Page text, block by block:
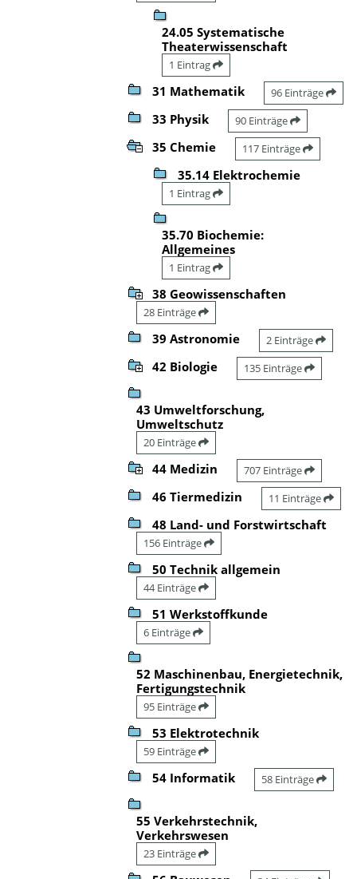
24.05 Systematische
Theaterwissenschaft
1 Eintrag
31 Mathematik 96 Einträge
33 Physik 90 Einträge
35 Chemie 117 Einträge
35.14 Elektrochemie
1 Eintrag
35.70 Biochemie:
Allgemeines
1 Eintrag
38 Geowissenschaften
28 Einträge
39 Astronomie 2 Einträge
42 Biologie 135 Einträge
43 Umweltforschung,
Umweltschutz
20 Einträge
44 Medizin 707 Einträge
46 Tiermedizin 11 Einträge
48 Land- und Forstwirtschaft
156 Einträge
50 Technik allgemein
44 Einträge
51 Werkstoffkunde
6 Einträge
52 Maschinenbau, Energietechnik,
Fertigungstechnik
95 Einträge
53 Elektrotechnik
59 Einträge
54 Informatik 58 Einträge
55 Verkehrstechnik,
Verkehrswesen
23 Einträge